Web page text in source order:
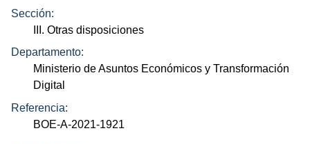
Sección:
III. Otras disposiciones
Departamento:
Ministerio de Asuntos Económicos y Transformación
Digital
Referencia:
BOE-A-2021-1921